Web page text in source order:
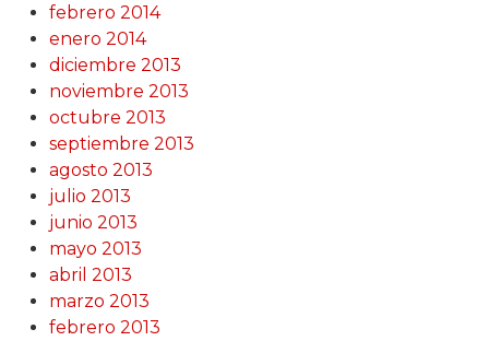
febrero 2014
enero 2014
diciembre 2013
noviembre 2013
octubre 2013
septiembre 2013
agosto 2013
julio 2013
junio 2013
mayo 2013
abril 2013
marzo 2013
febrero 2013